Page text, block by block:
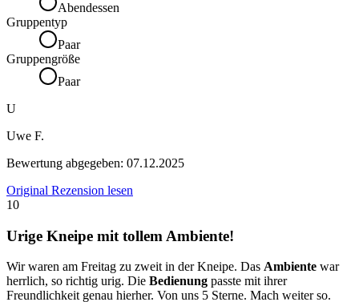
Abendessen
Gruppentyp
Paar
Gruppengröße
Paar
U
Uwe F.
Bewertung abgegeben: 07.12.2025
Original Rezension lesen
10
Urige Kneipe mit tollem Ambiente!
Wir waren am Freitag zu zweit in der Kneipe. Das Ambiente war
herrlich, so richtig urig. Die Bedienung passte mit ihrer
Freundlichkeit genau hierher. Von uns 5 Sterne. Mach weiter so.